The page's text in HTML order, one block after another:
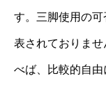
す。三脚使用の
表されておりま
べば、比較的自